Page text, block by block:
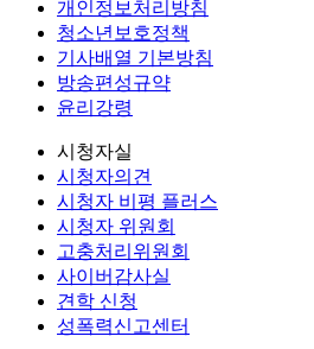
개인정보처리방침
청소년보호정책
기사배열 기본방침
방송편성규약
윤리강령
시청자실
시청자의견
시청자 비평 플러스
시청자 위원회
고충처리위원회
사이버감사실
견학 신청
성폭력신고센터